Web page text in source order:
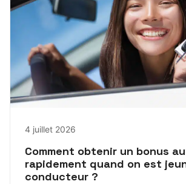
4 juillet 2026
Comment obtenir un bonus
rapidement quand on est
conducteur ?